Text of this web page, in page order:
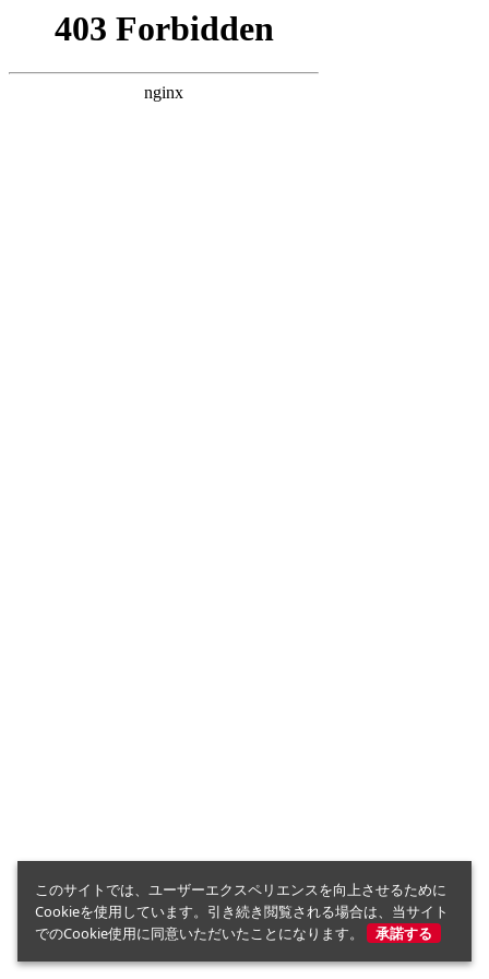
このサイトでは、ユーザーエクスペリエンスを向上させるために
Cookieを使用しています。引き続き閲覧される場合は、当サイト
でのCookie使用に同意いただいたことになります。
承諾する